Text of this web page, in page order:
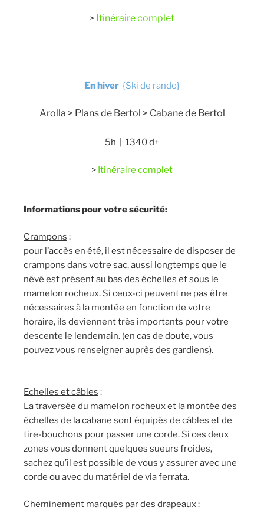
> Itinéraire complet
En hiver {Ski de rando}
Arolla > Plans de Bertol > Cabane de Bertol
5h | 1340 d+
> Itinéraire complet
Informations pour votre sécurité:
Crampons :
pour l’accès en été, il est nécessaire de disposer de
crampons dans votre sac, aussi longtemps que le
névé est présent au bas des échelles et sous le
mamelon rocheux. Si ceux-ci peuvent ne pas être
nécessaires à la montée en fonction de votre
horaire, ils deviennent très importants pour votre
descente le lendemain. (en cas de doute, vous
pouvez vous renseigner auprès des gardiens).
Echelles et câbles :
La traversée du mamelon rocheux et la montée des
échelles de la cabane sont équipés de câbles et de
tire-bouchons pour passer une corde. Si ces deux
zones vous donnent quelques sueurs froides,
sachez qu’il est possible de vous y assurer avec une
corde ou avec du matériel de via ferrata.
Cheminement marqués par des drapeaux: